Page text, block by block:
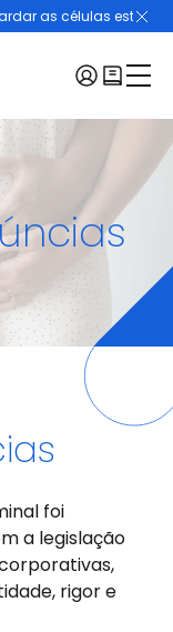
as células estaminais
foi
a legislação
rigor e